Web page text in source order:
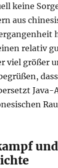
keine
aus
relativ
viel größer
Java-